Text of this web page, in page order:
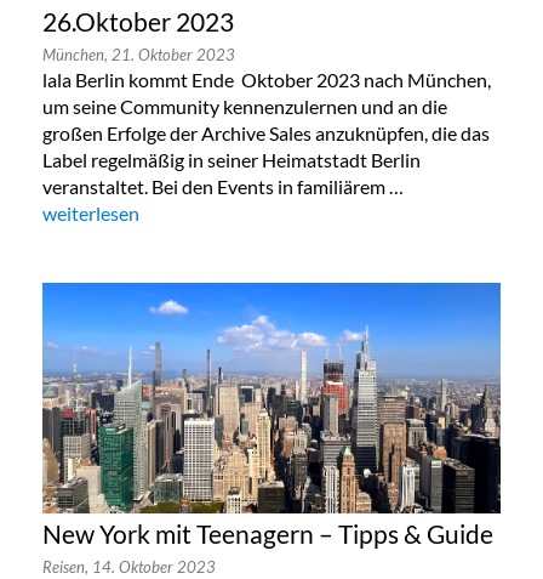
26.Oktober 2023
München, 21. Oktober 2023
lala Berlin kommt Ende Oktober 2023 nach München,
um seine Community kennenzulernen und an die
großen Erfolge der Archive Sales anzuknüpfen, die das
Label regelmäßig in seiner Heimatstadt Berlin
veranstaltet. Bei den Events in familiärem …
„Lala Berlin Flash Sale in München 24. bis 26.Oktober 2023“
weiterlesen
New York mit Teenagern – Tipps & Guide
Reisen, 14. Oktober 2023